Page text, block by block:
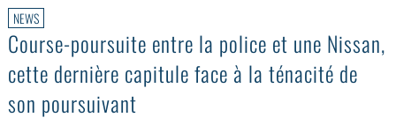
NEWS
Course-poursuite entre la police et une Nissan,
cette dernière capitule face à la ténacité de
son poursuivant